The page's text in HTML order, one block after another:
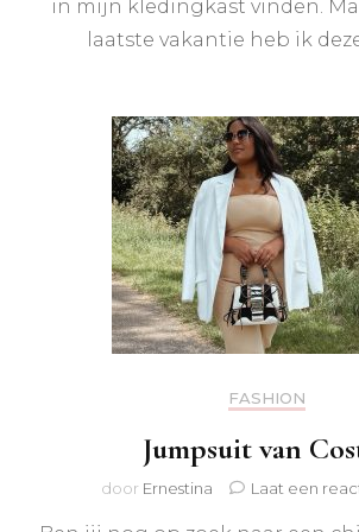
in mijn kledingkast vinden.
laatste vakantie heb ik
FASHION
Jumpsuit van
door Ernestina Laat een